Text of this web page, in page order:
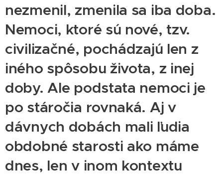
nezmenil, zmenila sa iba doba.
Nemoci, ktoré sú nové, tzv.
civilizačné, pochádzajú len z
iného spôsobu života, z inej
doby. Ale podstata nemoci je
po stáročia rovnaká. Aj v
dávnych dobách mali ľudia
obdobné starosti ako máme
dnes, len v inom kontextu